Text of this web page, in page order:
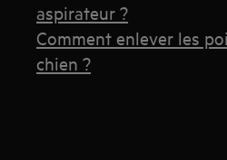
aspirateur ?
Comment enlever les
chien ?